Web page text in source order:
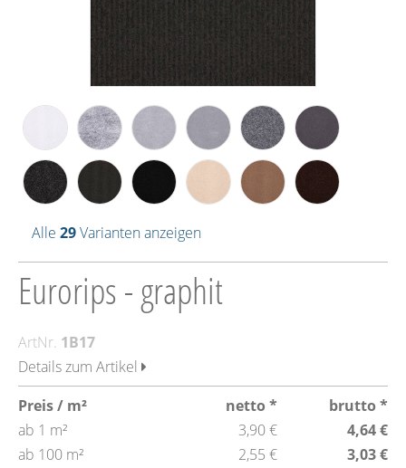
Alle 29Varianten anzeigen
Eurorips - graphit
ArtNr. 1B17
Details zum Artikel
Preis / m²
netto *
brutto *
ab 1 m²
3,90 €
4,64 €
ab 100 m²
2,55 €
3,03 €